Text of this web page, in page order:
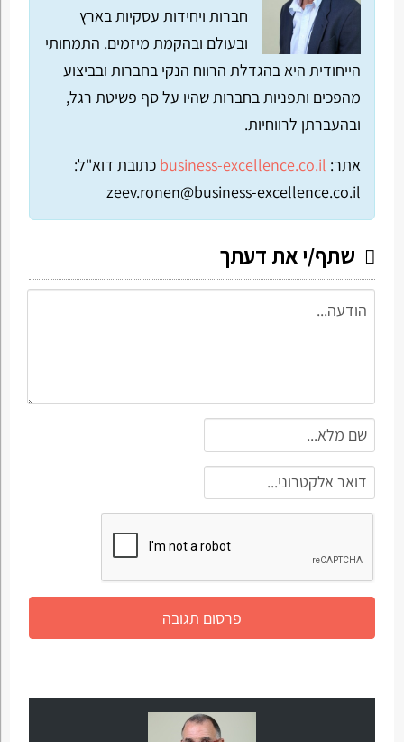
חברות ויחידות עסקיות בארץ
ובעולם ובהקמת מיזמים. התמחותי
הייחודית היא בהגדלת הרווח הנקי בחברות ובביצוע
מהפכים ותפניות בחברות שהיו על סף פשיטת רגל,
ובהעברתן לרווחיות.
אתר: business-excellence.co.il כתובת דוא"ל:
zeev.ronen@business-excellence.co.il
שתף/י את דעתך